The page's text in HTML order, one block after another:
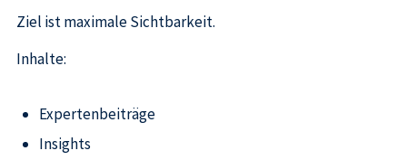
Ziel ist maximale Sichtbarkeit.
Inhalte:
Expertenbeiträge
Insights